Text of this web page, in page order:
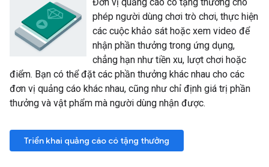
phép người dùng chơi trò chơi, thực hiện
các cuộc khảo sát hoặc xem video để
nhận phần thưởng trong ứng dụng,
chẳng hạn như tiền xu, lượt chơi hoặc
điểm. Bạn có thể đặt các phần thưởng khác nhau cho các
đơn vị quảng cáo khác nhau, cũng như chỉ định giá trị phần
thưởng và vật phẩm mà người dùng nhận được.
Triển khai quảng cáo có tặng thưởng